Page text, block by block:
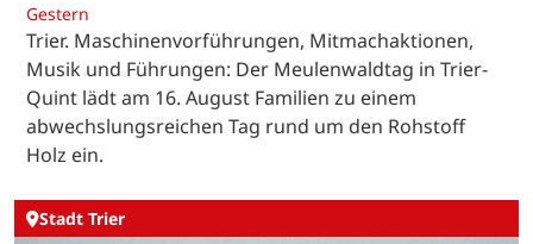
Gestern
Trier. Maschinenvorführungen, Mitmachaktionen,
Musik und Führungen: Der Meulenwaldtag in Trier-
Quint lädt am 16. August Familien zu einem
abwechslungsreichen Tag rund um den Rohstoff
Holz ein.
Stadt Trier